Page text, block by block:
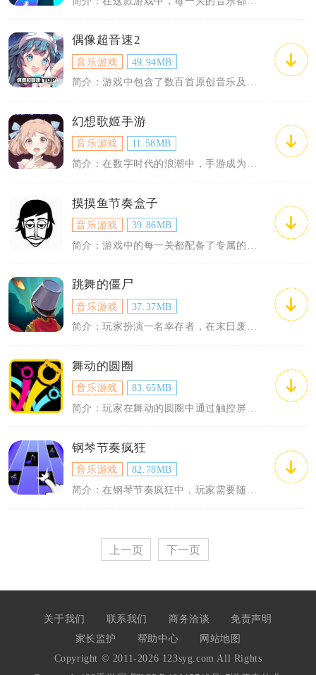
偶像超音速2
音乐游戏
49.94MB
简介：游戏中包含了数百首原创音乐及翻唱歌曲，支持多种游戏模式，包括单人挑战、团队竞...
幻想歌姬手游
音乐游戏
11.58MB
摸摸鱼节奏盒子
音乐游戏
39.86MB
跳舞的僵尸
音乐游戏
37.37MB
简介：玩家扮演一名幸存者，在末日废墟中探索和生存，而你面对的敌人是各种各样的僵尸。...
舞动的圆圈
音乐游戏
83.65MB
钢琴节奏疯狂
音乐游戏
82.78MB
上一页 下一页
关于我们 联系我们 商务洽谈
免责声明
家长监护
帮助中心
网站地图
Copyright © 2011-2026 123syg.com All Rights